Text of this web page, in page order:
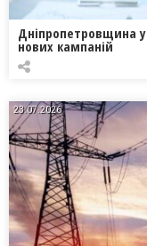
Дніпропетровщина у
нових кампаній
23.07.2026